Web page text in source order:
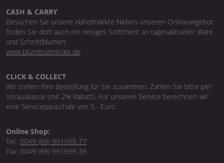
CASH & CARRY
Besuchen Sie unsere Abholmärkte Neben unseren Onlineangebot
finden Sie dort auch ein riesiges Sortiment an tagesaktueller Ware
und Schnittblumen.
www.blumenzentrale.de
CLICK & COLLECT
Wir stellen Ihre Bestellung für Sie zusammen. Zahlen Sie bitte per
Vorauskasse (mit 2% Rabatt). Für unseren Service berechnen wir
eine Servicepauschale von 5,- Euro.
Online Shop:
Tel.: 0049 (89) 991599-77
Fax: 0049 (89) 991599-39